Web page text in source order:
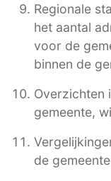
Regionale
het aantal
voor de
binnen de
Overzichten
gemeente,
de